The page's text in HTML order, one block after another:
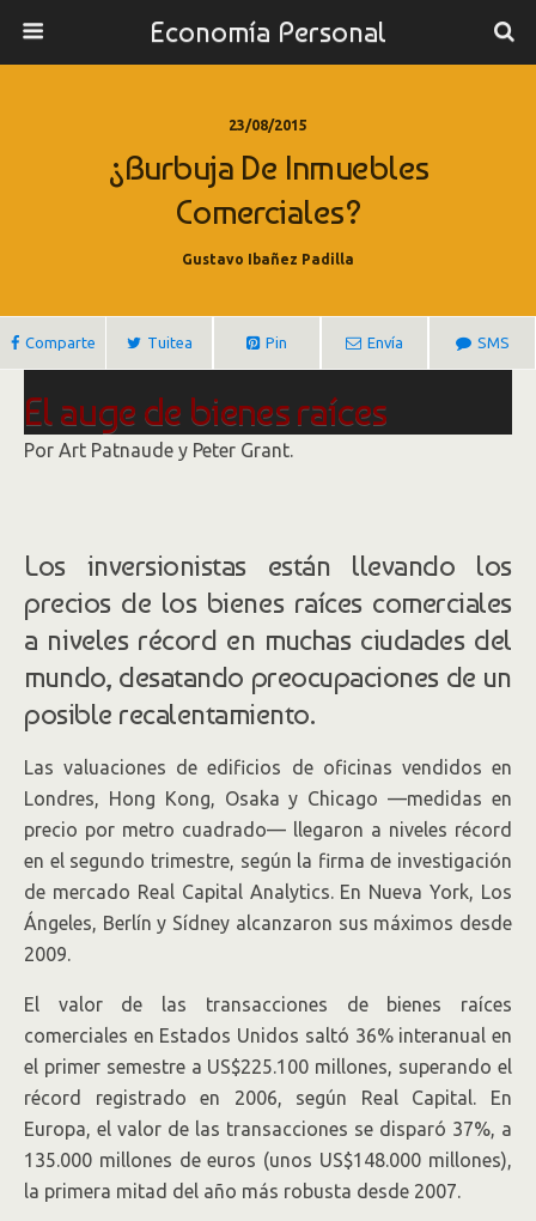
Economía Personal
23/08/2015
¿Burbuja De Inmuebles
Comerciales?
Gustavo Ibañez Padilla
Comparte Tuitea Pin Envía SMS
El auge de bienes raíces
comerciales pone en alerta a
Por Art Patnaude y Peter Grant.
Los inversionistas están llevando los
precios de los bienes raíces comerciales
a niveles récord en muchas ciudades del
mundo, desatando preocupaciones de un
posible recalentamiento.
Las valuaciones de edificios de oficinas vendidos en
Londres, Hong Kong, Osaka y Chicago —medidas en
precio por metro cuadrado— llegaron a niveles récord
en el segundo trimestre, según la firma de investigación
de mercado Real Capital Analytics. En Nueva York, Los
Ángeles, Berlín y Sídney alcanzaron sus máximos desde
2009.
El valor de las transacciones de bienes raíces
comerciales en Estados Unidos saltó 36% interanual en
el primer semestre a US$225.100 millones, superando el
récord registrado en 2006, según Real Capital. En
Europa, el valor de las transacciones se disparó 37%, a
135.000 millones de euros (unos US$148.000 millones),
la primera mitad del año más robusta desde 2007.